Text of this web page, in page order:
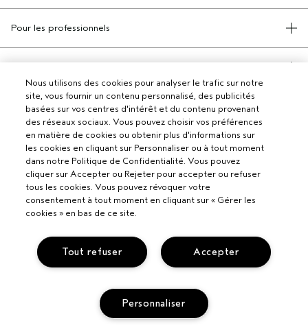
Pour les professionnels
APPELEZ LE +33186652316
PARLEZ-NOUS
RETOURS ET ÉCHANGES
SERVICE CLIENT
CONTACTER LE FABRICANT
COMMENT RECYCLER LES PRODUITS
SUIVRE MA COMMANDE
Politique de confidentialité
POLITIQUE DE CONFIDENTIALITÉ
CONDITIONS GÉNÉRALES
CONDITIONS DE VENTE
POLITIQUE RELATIVE AUX COOKIES
GÉRER LES COOKIES
ACCESSIBILITÉ
© Aveda Corp.
Nous utilisons des cookies pour analyser le trafic sur notre
site, vous fournir un contenu personnalisé, des publicités
basées sur vos centres d'intérêt et du contenu provenant
des réseaux sociaux. Vous pouvez choisir vos préférences
en matière de cookies ou obtenir plus d'informations sur
les cookies en cliquant sur Personnaliser ou à tout moment
dans notre Politique de Confidentialité. Vous pouvez
cliquer sur Accepter ou Rejeter pour accepter ou refuser
tous les cookies. Vous pouvez révoquer votre
consentement à tout moment en cliquant sur « Gérer les
cookies » en bas de ce site.
Accepter
Tout refuser
Personnaliser